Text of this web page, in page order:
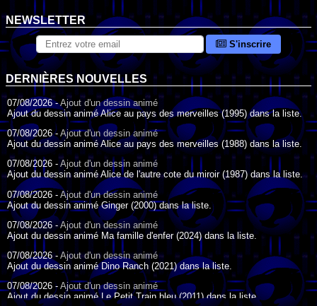
NEWSLETTER
S'inscrire
DERNIÈRES NOUVELLES
07/08/2026 -Ajout d'un dessin animé
Ajout du dessin animé Alice au pays des merveilles (1995) dans la liste.
07/08/2026 - Ajout d'un dessin animé
Ajout du dessin animé Alice au pays des merveilles (1988) dans la liste.
07/08/2026 - Ajout d'un dessin animé
Ajout du dessin animé Alice de l'autre cote du miroir (1987) dans la liste.
07/08/2026 - Ajout d'un dessin animé
Ajout du dessin animé Ginger (2000) dans la liste.
07/08/2026 -Ajout d'un dessin animé
Ajout du dessin animé Ma famille d'enfer (2024) dans la liste.
07/08/2026 -Ajout d'un dessin animé
Ajout du dessin animé Dino Ranch (2021) dans la liste.
07/08/2026 - Ajout d'un dessin animé
Ajout du dessin animé Le Petit Train bleu (2011) dans la liste.